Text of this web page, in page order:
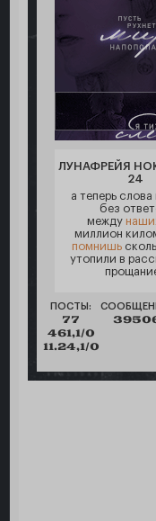
ЛУНАФРЕЙЯ
24
а теперь
без
между
миллион
помнишь
утопили в
ПОСТЫ:
77
461,1/0
11.24,1/0